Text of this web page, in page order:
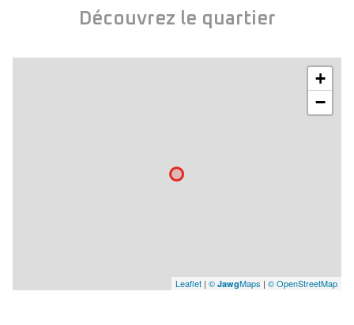
Découvrez le quartier
+
−
Leaflet | © JawgMaps | © OpenStreetMap